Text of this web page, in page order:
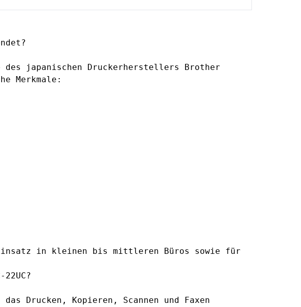
japanischen Druckerherstellers Brother
Merkmale:
in kleinen bis mittleren Büros sowie für
Kopieren, Scannen und Faxen